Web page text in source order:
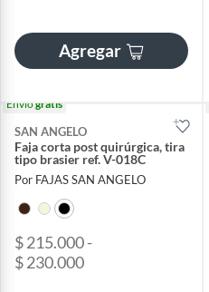
Agregar
Envíogratis
SAN ANGELO
Faja corta post quirúrgica, tira
tipo brasier ref. V-018C
Por FAJAS SAN ANGELO
$ 215.000 -
$ 230.000